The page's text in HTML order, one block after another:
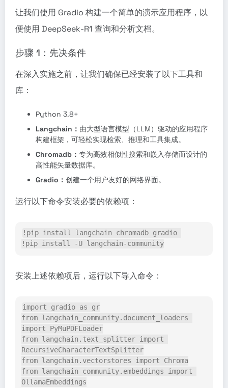
让我们使用 Gradio 构建一个简单的演示应用程序，以
便使用 DeepSeek-R1 查询和分析文档。
步骤 1：先决条件
在深入实施之前，让我们确保已经安装了以下工具和
库：
Python 3.8+
Langchain： 由大型语言模型（LLM）驱动的应用程序
构建框架，可轻松实现检索、推理和工具集成。
Chromadb： 专为高效相似性搜索和嵌入存储而设计的
高性能矢量数据库。
Gradio： 创建一个用户友好的网络界面。
运行以下命令安装必要的依赖项：
!pip install langchain chromadb gradio
!pip install -U langchain-community
安装上述依赖项后，运行以下导入命令：
import gradio as gr
from langchain_community.document_loaders
import PyMuPDFLoader
from langchain.text_splitter import
RecursiveCharacterTextSplitter
from langchain.vectorstores import Chroma
from langchain_community.embeddings import
OllamaEmbeddings